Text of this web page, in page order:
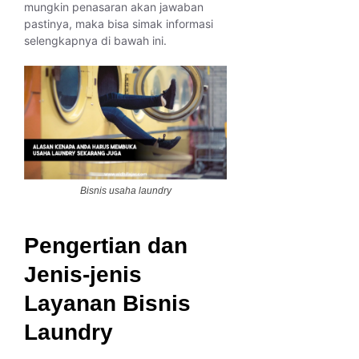
mungkin penasaran akan jawaban
pastinya, maka bisa simak informasi
selengkapnya di bawah ini.
Bisnis usaha laundry
Pengertian dan
Jenis-jenis
Layanan Bisnis
Laundry